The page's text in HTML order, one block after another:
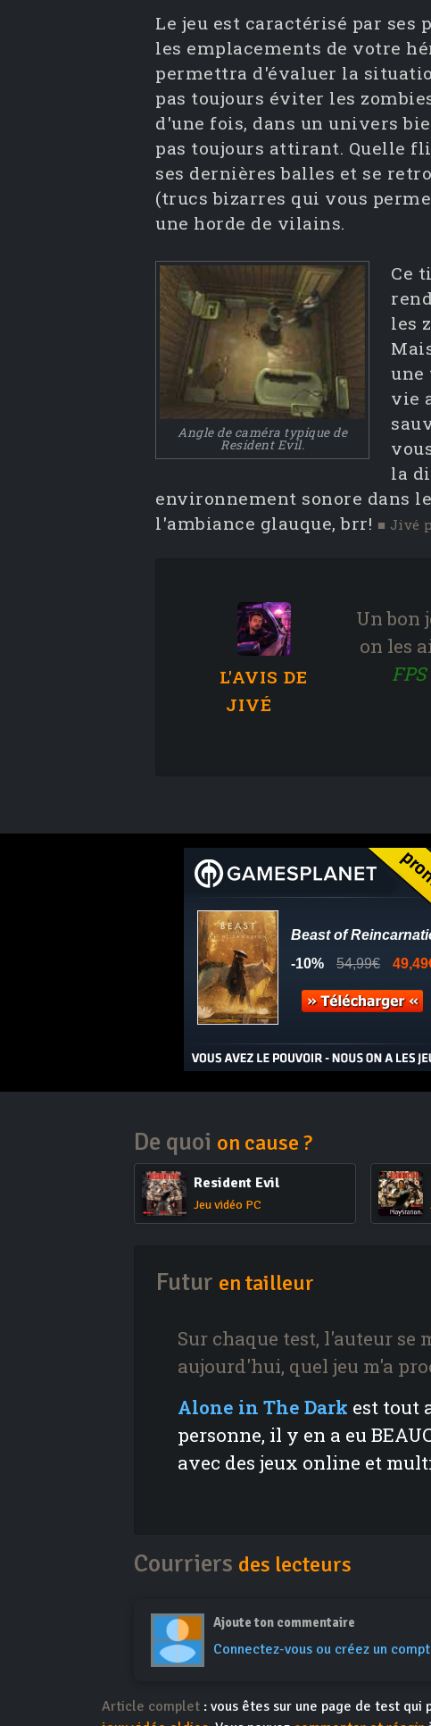
Le jeu est caractérisé par
les emplacements de votre
permettra d'évaluer la
pas toujours éviter les
d'une fois, dans un univers
pas toujours attirant. Quelle
ses dernières balles et se
(trucs bizarres qui vous
une horde de vilains.
Angle de caméra typique de
Resident Evil.
Ce
les
une
vie
la
environnement sonore dans
l'ambiance glauque, brr! ■ Jivé
L'AVIS DE
JIVÉ
Un bon
on les
FPS
De quoi on cause ?
Resident Evil
Jeu vidéo PC
Futur en tailleur
Sur chaque test, l'auteur se
aujourd'hui, quel jeu m'a
Alone in The Dark est tout
personne, il y en a eu
avec des jeux online et
Courriers des lecteurs
Ajoute ton commentaire
Connectez-vous ou créez un
Article complet : vous êtes sur une page de test